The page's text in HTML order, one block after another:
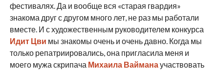
фестивалях. Да и вообще вся «старая гвардия»
знакома друг с другом много лет, не раз мы работали
вместе. И с художественным руководителем конкурса
Идит Цви мы знакомы очень и очень давно. Когда мы
только репатриировались, она пригласила меня и
моего мужа скрипача Михаила Вайманаучаствовать